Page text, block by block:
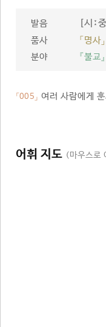
발음 [시ː중
품사
「명사」
분야
『불교』
「005」 여러 사람에게
어휘 지도 (마우스로